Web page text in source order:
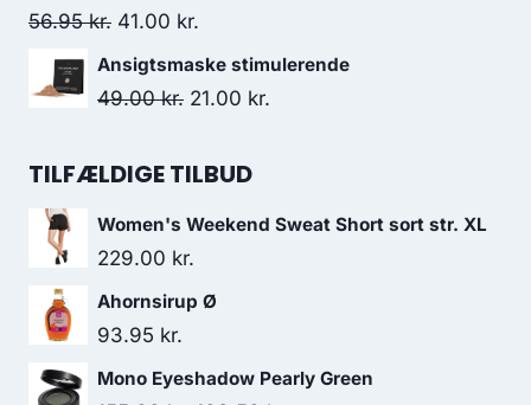
159.00 kr.. 139.95 kr..
56.95kr. Den
oprindelige
pris
56.95 kr..
41.00 kr.
aktuelle
pris
41.00 kr..
Ansigtsmaske stimulerende
49.00kr. Den
pris
49.00 kr..
21.00 kr.
21.00 kr..
TILFÆLDIGE TILBUD
Women's Weekend Sweat Short sort str. XL
229.00 kr.
Ahornsirup Ø
93.95 kr.
Mono Eyeshadow Pearly Green